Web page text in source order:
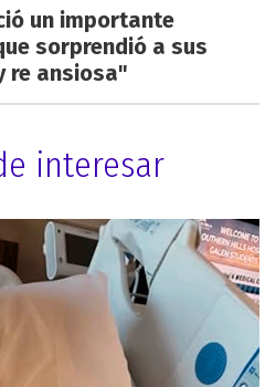
un importante
sorprendió a sus
re ansiosa"
interesar